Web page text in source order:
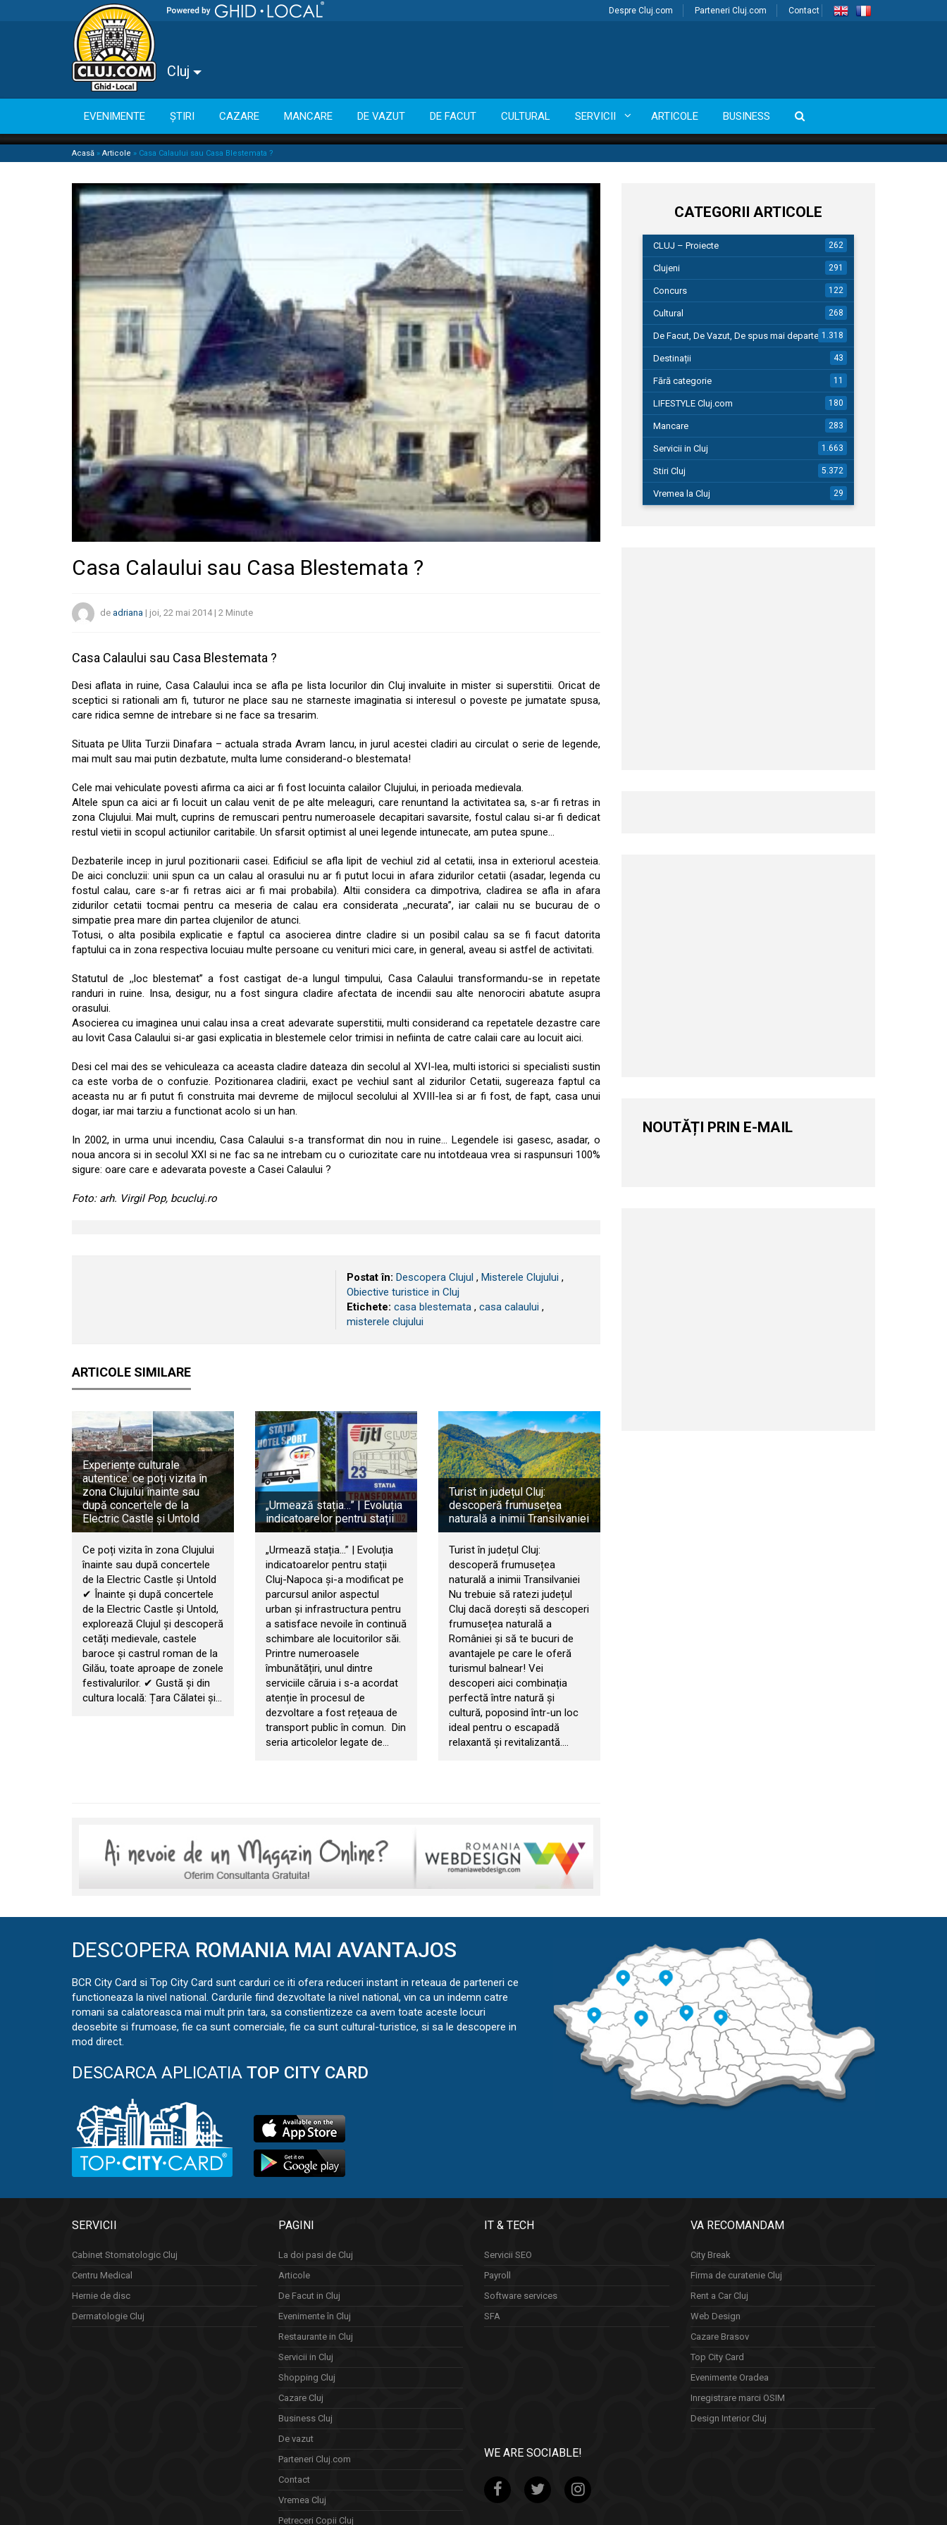
Despre Cluj.com Parteneri Cluj.com Contact
Cluj
EVENIMENTE ȘTIRI CAZARE MANCARE DE VAZUT DE FACUT CULTURAL SERVICII ARTICOLE BUSINESS
Acasă » Articole » Casa Calaului sau Casa Blestemata ?
Casa Calaului sau Casa Blestemata ?
de adriana | joi, 22 mai 2014| 2 Minute
Casa Calaului sau Casa Blestemata ?
Desi aflata in ruine, Casa Calaului inca se afla pe lista locurilor din Cluj invaluite in mister si superstitii. Oricat de
sceptici si rationali am fi, tuturor ne place sau ne starneste imaginatia si interesul o poveste pe jumatate spusa,
care ridica semne de intrebare si ne face sa tresarim.
Situata pe Ulita Turzii Dinafara – actuala strada Avram Iancu, in jurul acestei cladiri au circulat o serie de legende,
mai mult sau mai putin dezbatute, multa lume considerand-o blestemata!
Cele mai vehiculate povesti afirma ca aici ar fi fost locuinta calailor Clujului, in perioada medievala.
Altele spun ca aici ar fi locuit un calau venit de pe alte meleaguri, care renuntand la activitatea sa, s-ar fi retras in
zona Clujului. Mai mult, cuprins de remuscari pentru numeroasele decapitari savarsite, fostul calau si-ar fi dedicat
restul vietii in scopul actiunilor caritabile. Un sfarsit optimist al unei legende intunecate, am putea spune…
Dezbaterile incep in jurul pozitionarii casei. Edificiul se afla lipit de vechiul zid al cetatii, insa in exteriorul acesteia.
De aici concluzii: unii spun ca un calau al orasului nu ar fi putut locui in afara zidurilor cetatii (asadar, legenda cu
fostul calau, care s-ar fi retras aici ar fi mai probabila). Altii considera ca dimpotriva, cladirea se afla in afara
zidurilor cetatii tocmai pentru ca meseria de calau era considerata ,,necurata”, iar calaii nu se bucurau de o
simpatie prea mare din partea clujenilor de atunci.
Totusi, o alta posibila explicatie e faptul ca asocierea dintre cladire si un posibil calau sa se fi facut datorita
faptului ca in zona respectiva locuiau multe persoane cu venituri mici care, in general, aveau si astfel de activitati.
Statutul de ,,loc blestemat” a fost castigat de-a lungul timpului, Casa Calaului transformandu-se in repetate
randuri in ruine. Insa, desigur, nu a fost singura cladire afectata de incendii sau alte nenorociri abatute asupra
orasului.
Asocierea cu imaginea unui calau insa a creat adevarate superstitii, multi considerand ca repetatele dezastre care
au lovit Casa Calaului si-ar gasi explicatia in blestemele celor trimisi in nefiinta de catre calaii care au locuit aici.
Desi cel mai des se vehiculeaza ca aceasta cladire dateaza din secolul al XVI-lea, multi istorici si specialisti sustin
ca este vorba de o confuzie. Pozitionarea cladirii, exact pe vechiul sant al zidurilor Cetatii, sugereaza faptul ca
aceasta nu ar fi putut fi construita mai devreme de mijlocul secolului al XVIII-lea si ar fi fost, de fapt, casa unui
dogar, iar mai tarziu a functionat acolo si un han.
In 2002, in urma unui incendiu, Casa Calaului s-a transformat din nou in ruine… Legendele isi gasesc, asadar, o
noua ancora si in secolul XXI si ne fac sa ne intrebam cu o curiozitate care nu intotdeaua vrea si raspunsuri 100%
sigure: oare care e adevarata poveste a Casei Calaului ?
Foto: arh. Virgil Pop, bcucluj.ro
Postat în: Descopera Clujul , Misterele Clujului ,
Obiective turistice in Cluj
Etichete: casa blestemata , casa calaului ,
misterele clujului
ARTICOLE SIMILARE
Experiențe culturale
autentice: ce poți vizita în
zona Clujului înainte sau
după concertele de la
Electric Castle și Untold
Ce poți vizita în zona Clujului
înainte sau după concertele
de la Electric Castle și Untold
✔ Înainte și după concertele
de la Electric Castle și Untold,
explorează Clujul și descoperă
cetăți medievale, castele
baroce și castrul roman de la
Gilău, toate aproape de zonele
festivalurilor. ✔ Gustă și din
cultura locală: Țara Călatei și…
„Urmează stația…” | Evoluția
indicatoarelor pentru stații
„Urmează stația…” | Evoluția
indicatoarelor pentru stații
Cluj-Napoca și-a modificat pe
parcursul anilor aspectul
urban și infrastructura pentru
a satisface nevoile în continuă
schimbare ale locuitorilor săi.
Printre numeroasele
îmbunătățiri, unul dintre
serviciile căruia i s-a acordat
atenție în procesul de
dezvoltare a fost rețeaua de
transport public în comun. Din
seria articolelor legate de…
Turist în județul Cluj:
descoperă frumusețea
naturală a inimii Transilvaniei
Turist în județul Cluj:
descoperă frumusețea
naturală a inimii Transilvaniei
Nu trebuie să ratezi județul
Cluj dacă dorești să descoperi
frumusețea naturală a
României și să te bucuri de
avantajele pe care le oferă
turismul balnear! Vei
descoperi aici combinația
perfectă între natură și
cultură, poposind într-un loc
ideal pentru o escapadă
relaxantă și revitalizantă.…
CATEGORII ARTICOLE
CLUJ – Proiecte 262
Clujeni 291
Concurs 122
Cultural 268
De Facut, De Vazut, De spus mai departe…1.318
Destinații 43
Fără categorie 11
LIFESTYLE Cluj.com 180
Mancare 283
Servicii in Cluj 1.663
Stiri Cluj 5.372
Vremea la Cluj 29
NOUTĂȚI PRIN E-MAIL
DESCOPERA ROMANIA MAI AVANTAJOS
BCR City Card si Top City Card sunt carduri ce iti ofera reduceri instant in reteaua de parteneri ce
functioneaza la nivel national. Cardurile fiind dezvoltate la nivel national, vin ca un indemn catre
romani sa calatoreasca mai mult prin tara, sa constientizeze ca avem toate aceste locuri
deosebite si frumoase, fie ca sunt comerciale, fie ca sunt cultural-turistice, si sa le descopere in
mod direct.
DESCARCA APLICATIA TOP CITY CARD
SERVICII
Cabinet Stomatologic Cluj
Centru Medical
Hernie de disc
Dermatologie Cluj
PAGINI
La doi pasi de Cluj
Articole
De Facut in Cluj
Evenimente în Cluj
Restaurante in Cluj
Servicii in Cluj
Shopping Cluj
Cazare Cluj
Business Cluj
De vazut
Parteneri Cluj.com
Contact
Vremea Cluj
Petreceri Copii Cluj
IT & TECH
Servicii SEO
Payroll
Software services
SFA
VA RECOMANDAM
City Break
Firma de curatenie Cluj
Rent a Car Cluj
Web Design
Cazare Brasov
Top City Card
Evenimente Oradea
Inregistrare marci OSIM
Design Interior Cluj
WE ARE SOCIABLE!